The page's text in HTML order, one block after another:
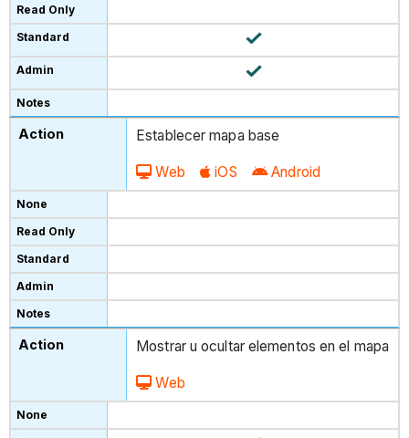
Establecer mapa base
Web iOS Android
Mostrar u ocultar elementos en el mapa
Web